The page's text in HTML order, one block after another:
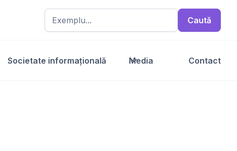
Societate informațională Media Contact